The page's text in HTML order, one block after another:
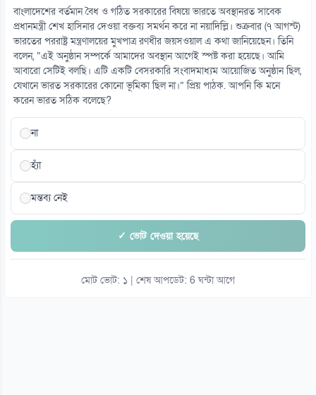
৪১ বছরের ইতিহাসে প্রথমবার সৌদি তেল আমদানি বন্ধ যুক্তরাষ্ট্রের
০৭ আগস্ট
১৫
সৌদিতে ইরানপন্থিদের দ্বিমুখী হামলার আশঙ্কা
০৭ আগস্ট
বাংলাদেশের বর্তমান বৈধ ও গঠিত সরকারের বিষয়ে ভারতে অবস্থানরত সাবেক
প্রধানমন্ত্রী শেখ হাসিনার দেওয়া বক্তব্য সমর্থন করে না নয়াদিল্লি। শুক্রবার (৭ আগস্ট)
ভারতের পররাষ্ট্র মন্ত্রণালয়ের মুখপাত্র রণধীর জয়সওয়াল এ কথা জানিয়েছেন। তিনি
বলেন, “এই অনুষ্ঠান সম্পর্কে আমাদের অবস্থান আগেই স্পষ্ট করা হয়েছে। আমি
আবারো সেটিই বলছি। এটি একটি বেসরকারি সংবাদমাধ্যম আয়োজিত অনুষ্ঠান ছিল,
যেখানে ভারত সরকারের কোনো ভূমিকা ছিল না।” প্রিয় পাঠক. আপনি কি মনে
করেন ভারত সঠিক বলেছে?
না
হ্যাঁ
মন্তব্য নেই
✓ ভোট দেওয়া হয়েছে
মোট ভোট: ১ | শেষ আপডেট: 6 ঘন্টা আগে